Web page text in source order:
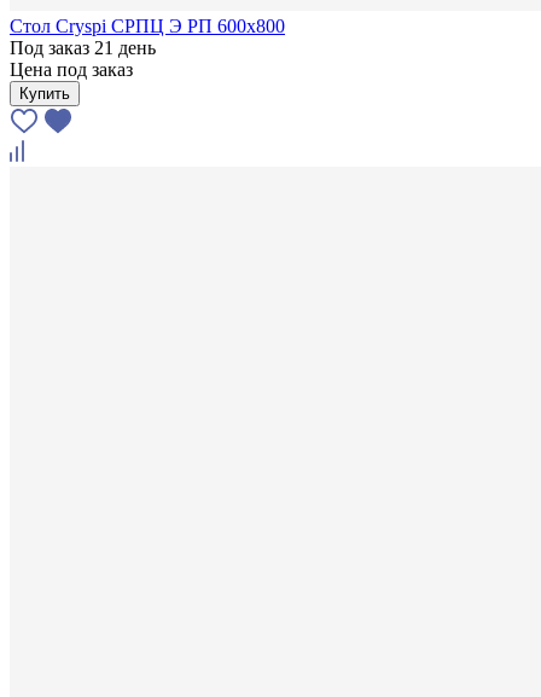
Стол Cryspi СРПЦ Э РП 600х800
Под заказ 21 день
Цена под заказ
Купить